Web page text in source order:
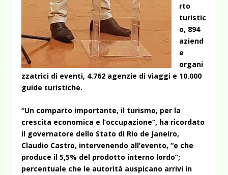
rto
turistic
o, 894
aziend
e
organi
zzatrici di eventi, 4.762 agenzie di viaggi e 10.000
guide turistiche.
“Un comparto importante, il turismo, per la
crescita economica e l’occupazione”, ha ricordato
il governatore dello Stato di Rio de Janeiro,
Claudio Castro, intervenendo all’evento, “e che
produce il 5,5% del prodotto interno lordo”;
percentuale che le autorità auspicano arrivi in